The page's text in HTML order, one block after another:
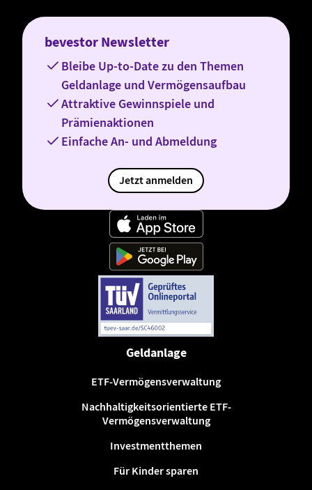
bevestor Newsletter
Bleibe Up-to-Date zu den Themen
Geldanlage und Vermögensaufbau
Attraktive Gewinnspiele und
Prämienaktionen
Einfache An- und Abmeldung
Jetzt anmelden
Geldanlage
ETF-Vermögensverwaltung
Nachhaltigkeitsorientierte ETF-
Vermögensverwaltung
Investmentthemen
Für Kinder sparen